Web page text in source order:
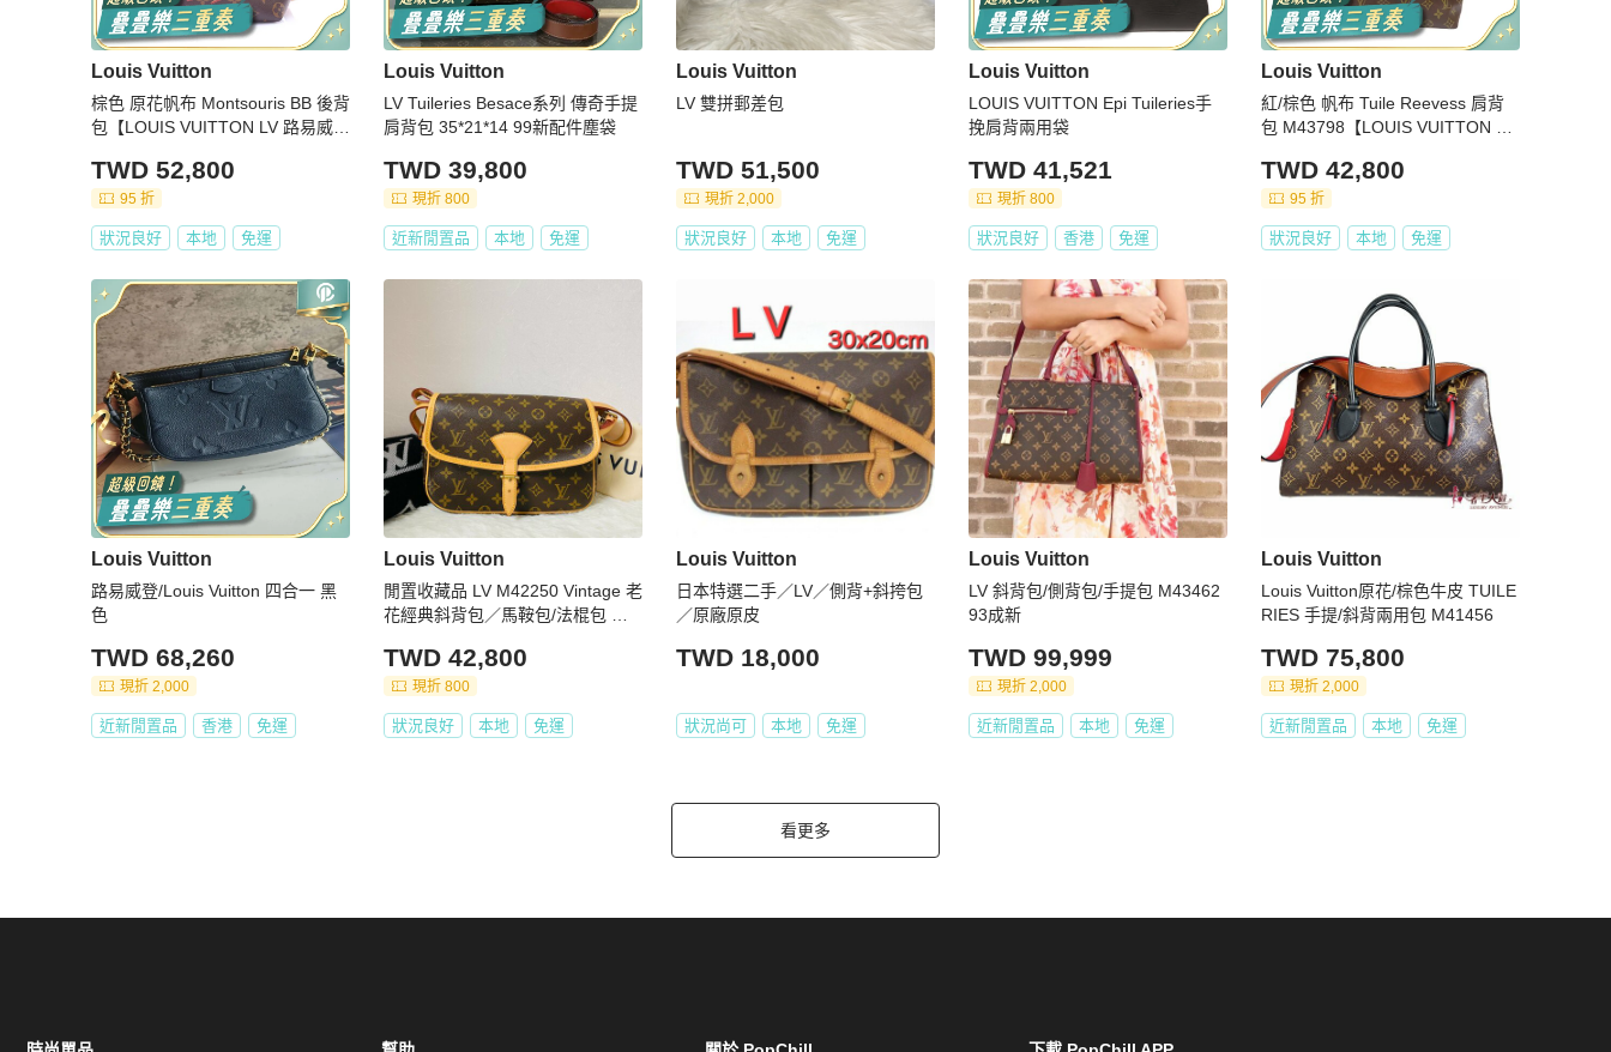
Louis Vuitton
棕色 原花帆布 Montsouris BB 後背
包【LOUIS VUITTON LV 路易威
TWD 52,800
95 折
狀況良好 本地 免運
Louis Vuitton
LV Tuileries Besace系列 傳奇手提
肩背包 35*21*14 99新配件塵袋
TWD 39,800
現折 800
近新閒置品 本地 免運
Louis Vuitton
LV 雙拼郵差包
TWD 51,500
現折 2,000
狀況良好 本地 免運
Louis Vuitton
LOUIS VUITTON Epi Tuileries手
挽肩背兩用袋
TWD 41,521
現折 800
狀況良好 香港 免運
Louis Vuitton
紅/棕色 帆布 Tuile Reevess 肩背
包 M43798【LOUIS VUITTON LV
TWD 42,800
95 折
狀況良好 本地 免運
Louis Vuitton
路易威登/Louis Vuitton 四合一 黑
色
TWD 68,260
現折 2,000
近新閒置品 香港 免運
Louis Vuitton
閒置收藏品 LV M42250 Vintage 老
花經典斜背包／馬鞍包/法棍包 適
TWD 42,800
現折 800
狀況良好 本地 免運
Louis Vuitton
日本特選二手／LV／側背+斜挎包
／原廠原皮
TWD 18,000
狀況尚可 本地 免運
Louis Vuitton
LV 斜背包/側背包/手提包 M43462
93成新
TWD 99,999
現折 2,000
近新閒置品 本地 免運
Louis Vuitton
Louis Vuitton原花/棕色牛皮 TUILE
RIES 手提/斜背兩用包 M41456
TWD 75,800
現折 2,000
近新閒置品 本地 免運
看更多